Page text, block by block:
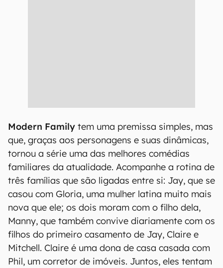
Modern Family tem uma premissa simples, mas
que, graças aos personagens e suas dinâmicas,
tornou a série uma das melhores comédias
familiares da atualidade. Acompanhe a rotina de
três famílias que são ligadas entre si: Jay, que se
casou com Gloria, uma mulher latina muito mais
nova que ele; os dois moram com o filho dela,
Manny, que também convive diariamente com os
filhos do primeiro casamento de Jay, Claire e
Mitchell. Claire é uma dona de casa casada com
Phil, um corretor de imóveis. Juntos, eles tentam